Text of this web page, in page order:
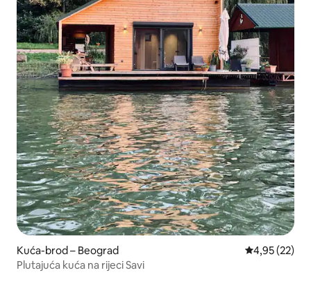
Kuća-brod – Beograd Prosječna
4,95 (22)
Plutajuća kuća na rijeci Savi